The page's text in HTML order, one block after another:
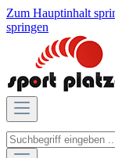
Zum Hauptinhalt
springen